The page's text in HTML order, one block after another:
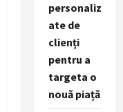
personaliz
ate de
clienți
pentru a
targeta o
nouă piață